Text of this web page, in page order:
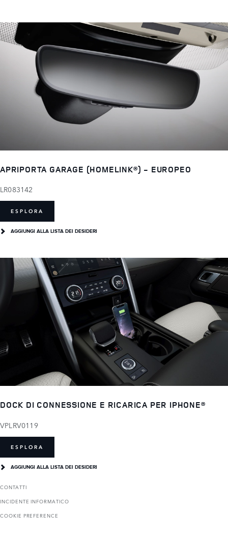
APRIPORTA GARAGE (HOMELINK®) - EUROPEO
LR083142
ESPLORA
AGGIUNGI ALLA LISTA DEI DESIDERI
DOCK DI CONNESSIONE E RICARICA PER IPHONE®
VPLRV0119
ESPLORA
AGGIUNGI ALLA LISTA DEI DESIDERI
CONTATTI
INCIDENTE INFORMATICO
COOKIE PREFERENCE